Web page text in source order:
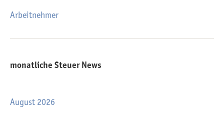
Arbeitnehmer
monatliche Steuer News
August 2026